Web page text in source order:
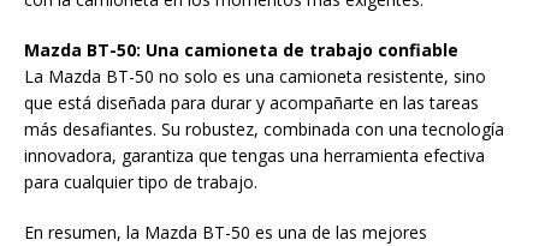
Mazda BT-50: Una camioneta de trabajo confiable
La Mazda BT-50 no solo es una camioneta resistente, sino
que está diseñada para durar y acompañarte en las tareas
más desafiantes. Su robustez, combinada con una tecnología
innovadora, garantiza que tengas una herramienta efectiva
para cualquier tipo de trabajo.
En resumen, la Mazda BT-50 es una de las mejores